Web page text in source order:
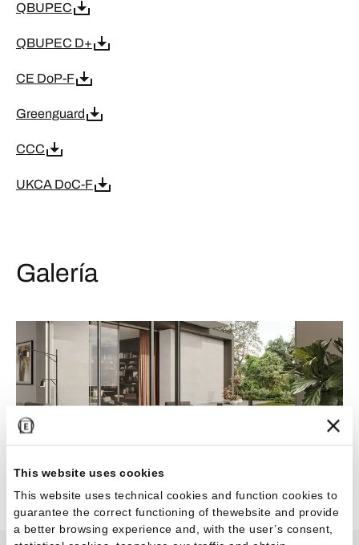
This website uses cookies
This website uses technical cookies and function cookies to
guarantee the correct functioning of thewebsite and provide
a better browsing experience and, with the user’s consent,
QBUPEC
QBUPEC D+
CE DoP-F
Greenguard
CCC
UKCA DoC-F
Galería